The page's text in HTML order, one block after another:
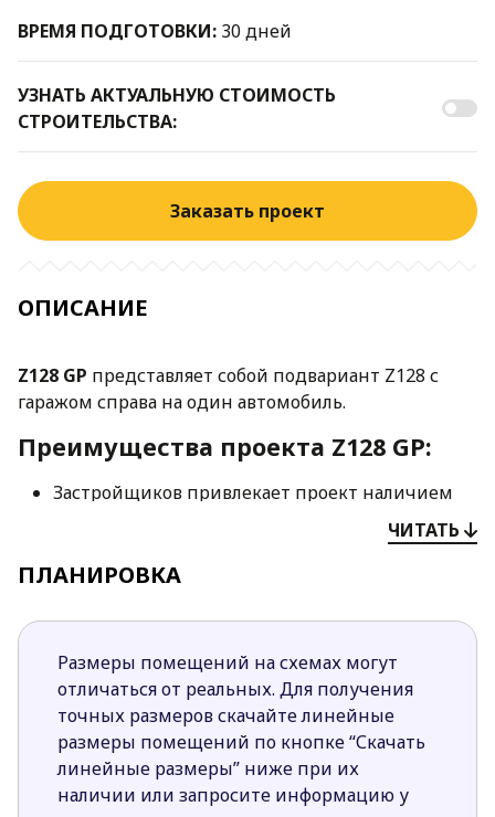
ВРЕМЯ ПОДГОТОВКИ: 30 дней
УЗНАТЬ АКТУАЛЬНУЮ СТОИМОСТЬ
СТРОИТЕЛЬСТВА:
Заказать проект
ОПИСАНИЕ
Z128 GP представляет собой подвариант Z128 с
гаражом справа на один автомобиль.
Преимущества проекта Z128 GP:
Застройщиков привлекает проект наличием
спроектированной над гаражом. Выход на нее
предусмотрен из одной из спален на втором
Дизайн экстерьера оригинален и
привлекателен. Для оформления фасадом
применены контрастные цвета штукатурки и
отделочный камень. Такое сочетание
материалов делает внешний облик дома
современным и элегантным.
Камин, спроектированный в центре дневной
части, удобно разделает ее на зоны: кухню,
ЧИТАТЬ
ПЛАНИРОВКА
Размеры помещений на схемах могут
отличаться от реальных. Для получения
точных размеров скачайте линейные
размеры помещений по кнопке “Скачать
линейные размеры” ниже при их
наличии или запросите информацию у